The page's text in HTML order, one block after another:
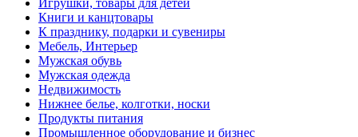
Книги и канцтовары
К празднику, подарки и сувениры
Мебель, Интерьер
Мужская обувь
Мужская одежда
Недвижимость
Нижнее белье, колготки, носки
Продукты питания
Промышленное оборудование и бизнес